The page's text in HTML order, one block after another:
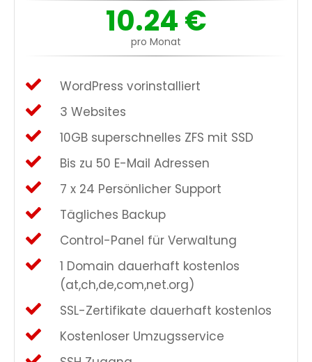
10.24€
pro Monat
WordPress vorinstalliert
3 Websites
10GB superschnelles ZFS mit SSD
Bis zu 50 E-Mail Adressen
7 x 24 Persönlicher Support
Tägliches Backup
Control-Panel für Verwaltung
1 Domain dauerhaft kostenlos
(at,ch,de,com,net.org)
SSL-Zertifikate dauerhaft kostenlos
Kostenloser Umzugsservice